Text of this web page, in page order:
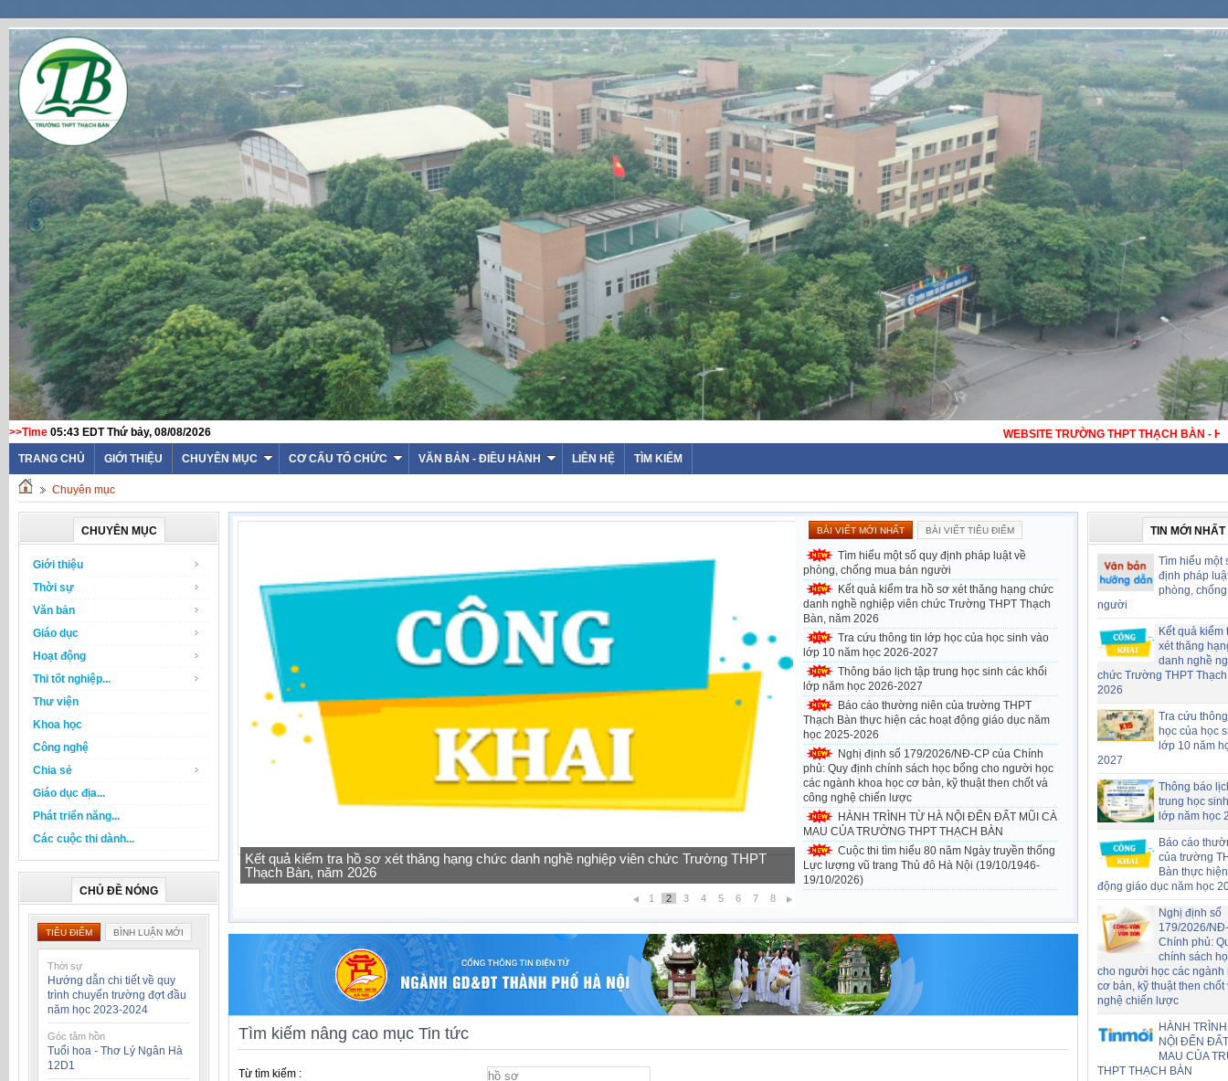
>>Time 05:43 EDT Thứ bảy, 08/08/2026
WEBSITE TRƯỜNG THPT THẠCH BÀN - HÀ NỘI - TRƯỜNG THPT CÔNG LẬP ĐẠT
TRANG CHỦ
GIỚI THIỆU CHUYÊN MỤC CƠ CẤU TỔ CHỨC VĂN BẢN - ĐIỀU HÀNH LIÊN HỆ TÌM KIẾM
Chuyên mục
CHUYÊN MỤC
Giới thiệu
Thời sự
Văn bản
Giáo dục
Hoạt động
Thi tốt nghiệp...
Thư viện
Khoa học
Công nghệ
Chia sẻ
Giáo dục địa...
Phát triển năng...
Các cuộc thi dành...
CHỦ ĐỀ NÓNG
TIÊU ĐIỂM BÌNH LUẬN MỚI
Thời sự
Hướng dẫn chi tiết về quy
trình chuyển trường đợt đầu
năm học 2023-2024
Góc tâm hồn
Tuổi hoa - Thơ Lý Ngân Hà
12D1
Tra cứu thông tin lớp học của học sinh vào lớp 10 năm học 2026-2027
1 2 3 4 5 6 7 8
BÀI VIẾT MỚI NHẤT BÀI VIẾT TIÊU ĐIỂM
Tìm hiểu một số quy định pháp luật về
phòng, chống mua bán người
Kết quả kiểm tra hồ sơ xét thăng hạng chức
danh nghề nghiệp viên chức Trường THPT Thạch
Bàn, năm 2026
Tra cứu thông tin lớp học của học sinh vào
lớp 10 năm học 2026-2027
Thông báo lịch tập trung học sinh các khối
lớp năm học 2026-2027
Báo cáo thường niên của trường THPT
Thạch Bàn thực hiện các hoạt động giáo dục năm
học 2025-2026
Nghị định số 179/2026/NĐ-CP của Chính
phủ: Quy định chính sách học bổng cho người học
các ngành khoa học cơ bản, kỹ thuật then chốt và
công nghệ chiến lược
HÀNH TRÌNH TỪ HÀ NỘI ĐẾN ĐẤT MŨI CÀ
MAU CỦA TRƯỜNG THPT THẠCH BÀN
Cuộc thi tìm hiểu 80 năm Ngày truyền thống
Lực lượng vũ trang Thủ đô Hà Nội (19/10/1946-
19/10/2026)
Tìm kiếm nâng cao mục Tin tức
Từ tìm kiếm :
TIN MỚI NHẤT
Tìm hiểu một
định pháp
phòng,
người
Kết quả kiểm
xét thăng
danh nghề
chức Trường THPT
2026
Tra cứu
học của học
lớp 10 năm
2027
Thông báo
trung học
lớp năm học
Báo cáo
của trường
Bàn thực
động giáo dục năm học
Nghị định số
179/2026/
Chính phủ:
chính sách
cho người học các ngành
cơ bản, kỹ thuật then chốt
nghệ chiến lược
HÀNH
NỘI ĐẾN
MAU CỦA
THPT THẠCH BÀN